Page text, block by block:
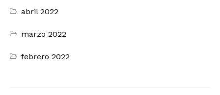
abril 2022
marzo 2022
febrero 2022